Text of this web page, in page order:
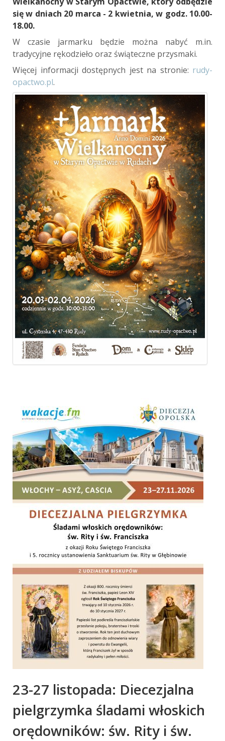
się w dniach 20 marca - 2 kwietnia, w godz. 10.00-
18.00.
W czasie jarmarku będzie można nabyć m.in.
tradycyjne rękodzieło oraz świąteczne przysmaki.
Więcej informacji dostępnych jest na stronie: rudy-
opactwo.pl.
23-27 listopada: Diecezjalna
pielgrzymka śladami włoskich
orędowników: św. Rity i św.